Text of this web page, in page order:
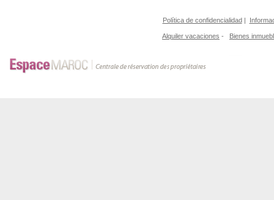
Política de confidencialidad|
Alquiler vacaciones - Bienes